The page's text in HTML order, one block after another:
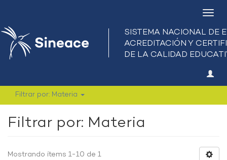
Filtrar por: Materia
Filtrar por: Materia
Mostrando ítems 1-10 de 1